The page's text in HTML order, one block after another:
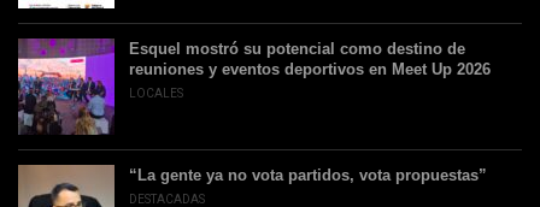
Esquel mostró su potencial como destino de
reuniones y eventos deportivos en Meet Up 2026
LOCALES
“La gente ya no vota partidos, vota propuestas”
DESTACADAS